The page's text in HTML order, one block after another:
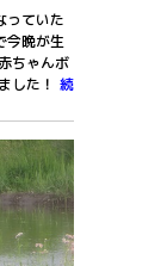
ていた
今晩が生
ちゃんボ
した！ 続